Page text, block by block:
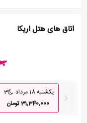
اتاق های هتل اریکا
یکشنبه 18 مرداد
3
31,340,000 تومان